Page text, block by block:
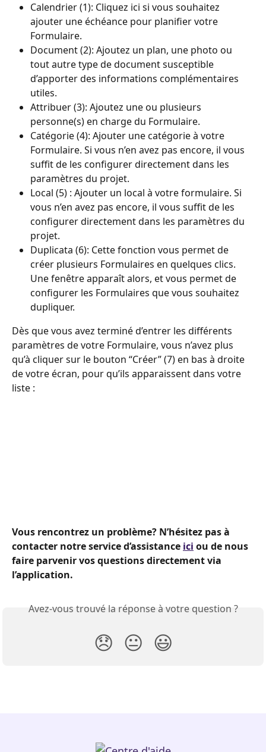
Calendrier (1): Cliquez ici si vous souhaitez
ajouter une échéance pour planifier votre
Formulaire.
Document (2): Ajoutez un plan, une photo ou
tout autre type de document susceptible
d’apporter des informations complémentaires
utiles.
Attribuer (3): Ajoutez une ou plusieurs
personne(s) en charge du Formulaire.
Catégorie (4): Ajouter une catégorie à votre
Formulaire. Si vous n’en avez pas encore, il vous
suffit de les configurer directement dans les
paramètres du projet.
Local (5) : Ajouter un local à votre formulaire. Si
vous n’en avez pas encore, il vous suffit de les
configurer directement dans les paramètres du
projet.
Duplicata (6): Cette fonction vous permet de
créer plusieurs Formulaires en quelques clics.
Une fenêtre apparaît alors, et vous permet de
configurer les Formulaires que vous souhaitez
dupliquer.
Dès que vous avez terminé d’entrer les différents
paramètres de votre Formulaire, vous n’avez plus
qu’à cliquer sur le bouton “Créer” (7) en bas à droite
de votre écran, pour qu’ils apparaissent dans votre
liste :
Vous rencontrez un problème? N’hésitez pas à
contacter notre service d’assistance ici ou de nous
faire parvenir vos questions directement via
l’application.
Avez-vous trouvé la réponse à votre question ?
😞 😐 😃